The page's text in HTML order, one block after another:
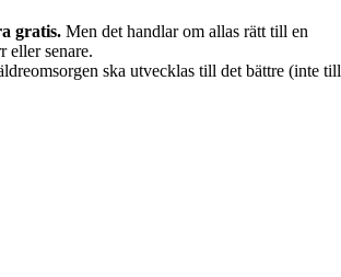
gratis. Men det handlar om allas rätt till en
eller senare.
ska utvecklas till det bättre (inte till